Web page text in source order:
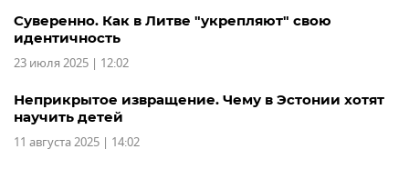
Суверенно. Как в Литве "укрепляют" свою
идентичность
23 июля 2025 | 12:02
Неприкрытое извращение. Чему в Эстонии хотят
научить детей
11 августа 2025 | 14:02